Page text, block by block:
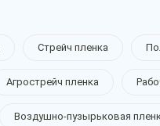
Стрейч пленка
Агрострейч пленка
Воздушно-пузырьковая